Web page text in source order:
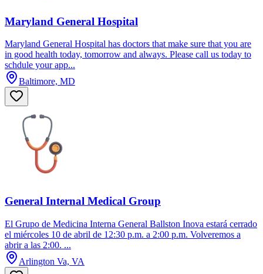
Maryland General Hospital
Maryland General Hospital has doctors that make sure that you are
in good health today, tomorrow and always. Please call us today to
schdule your app...
Baltimore, MD
General Internal Medical Group
El Grupo de Medicina Interna General Ballston Inova estará cerrado
el miércoles 10 de abril de 12:30 p.m. a 2:00 p.m. Volveremos a
abrir a las 2:00. ...
Arlington Va, VA